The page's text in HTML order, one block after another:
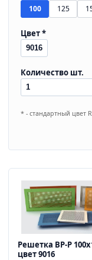
100 125
Цвет *
Количество шт.
* - стандартный цвет
Решетка ВР-Р
цвет 9016